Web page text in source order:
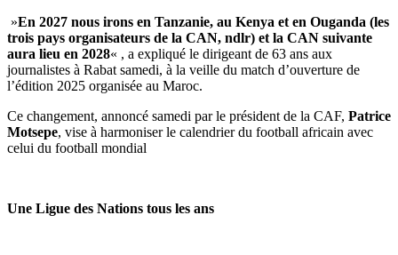
‎ »En 2027 nous irons en Tanzanie, au Kenya et en Ouganda (les
trois pays organisateurs de la CAN, ndlr) et la CAN suivante
aura lieu en 2028« , a expliqué le dirigeant de 63 ans aux
journalistes à Rabat samedi, à la veille du match d’ouverture de
l’édition 2025 organisée au Maroc.
‎Ce changement, annoncé samedi par le président de la CAF, Patrice
Motsepe, vise à harmoniser le calendrier du football africain avec
celui du football mondial
‎Une Ligue des Nations tous les ans